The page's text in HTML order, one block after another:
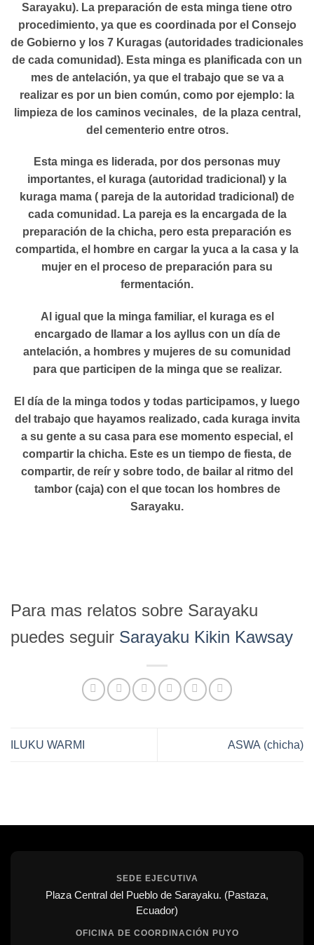
Sarayaku). La preparación de esta minga tiene otro
procedimiento, ya que es coordinada por el Consejo
de Gobierno y los 7 Kuragas (autoridades tradicionales
de cada comunidad). Esta minga es planificada con un
mes de antelación, ya que el trabajo que se va a
realizar es por un bien común, como por ejemplo: la
limpieza de los caminos vecinales, de la plaza central,
del cementerio entre otros.
Esta minga es liderada, por dos personas muy
importantes, el kuraga (autoridad tradicional) y la
kuraga mama ( pareja de la autoridad tradicional) de
cada comunidad. La pareja es la encargada de la
preparación de la chicha, pero esta preparación es
compartida, el hombre en cargar la yuca a la casa y la
mujer en el proceso de preparación para su
fermentación.
Al igual que la minga familiar, el kuraga es el
encargado de llamar a los ayllus con un día de
antelación, a hombres y mujeres de su comunidad
para que participen de la minga que se realizar.
El día de la minga todos y todas participamos, y luego
del trabajo que hayamos realizado, cada kuraga invita
a su gente a su casa para ese momento especial, el
compartir la chicha. Este es un tiempo de fiesta, de
compartir, de reír y sobre todo, de bailar al ritmo del
tambor (caja) con el que tocan los hombres de
Sarayaku.
Para mas relatos sobre Sarayaku
puedes seguir Sarayaku Kikin Kawsay
ILUKU WARMI ASWA (chicha)
SEDE EJECUTIVA
Plaza Central del Pueblo de Sarayaku. (Pastaza,
Ecuador)
OFICINA DE COORDINACIÓN PUYO